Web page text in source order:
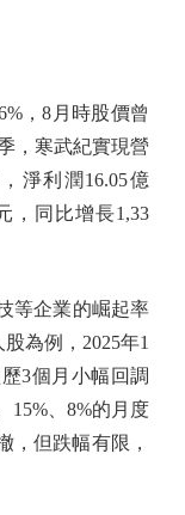
，8月時股價曾
，寒武紀實現營
淨利潤16.05億
，同比增長1,33
等企業的崛起率
為例，2025年1
3個月小幅回調
15%、8%的月度
，但跌幅有限，